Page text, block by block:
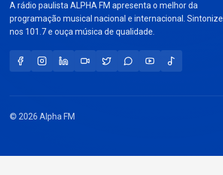
A rádio paulista ALPHA FM apresenta o melhor da
programação musical nacional e internacional. Sintonize
nos 101.7 e ouça música de qualidade.
© 2026 Alpha FM